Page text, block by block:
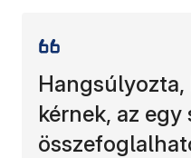
kérnek, az egy